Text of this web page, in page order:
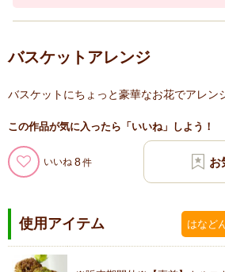
バスケットアレンジ
バスケットにちょっと豪華なお花でアレン
この作品が気に入ったら「いいね」しよう！
いいね 8
使用アイテム はなど